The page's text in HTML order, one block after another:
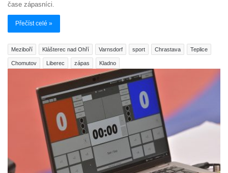
čase zápasníci.
Přečíst celé »
Meziboří Klášterec nad Ohří Varnsdorf sport Chrastava Teplice
Chomutov Liberec zápas Kladno